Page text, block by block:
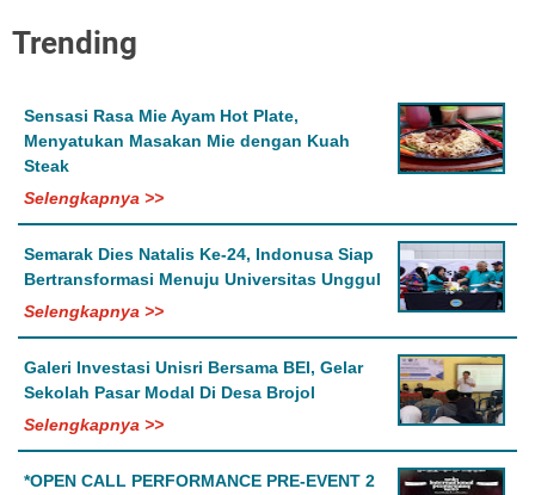
Trending
Sensasi Rasa Mie Ayam Hot Plate,
Menyatukan Masakan Mie dengan Kuah
Steak
Selengkapnya >>
Semarak Dies Natalis Ke-24, Indonusa Siap
Bertransformasi Menuju Universitas Unggul
Selengkapnya >>
Galeri Investasi Unisri Bersama BEI, Gelar
Sekolah Pasar Modal Di Desa Brojol
Selengkapnya >>
*OPEN CALL PERFORMANCE PRE-EVENT 2